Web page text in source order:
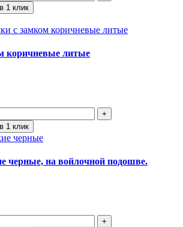
1 клик
коричневые литые
1 клик
черные, на войлочной подошве.